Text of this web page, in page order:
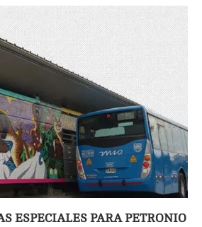
ESPECIALES PARA PETRONIO